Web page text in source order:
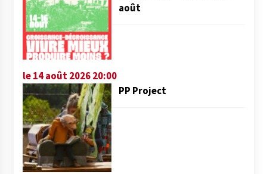
août
le 14 août 2026 20:00
PP Project